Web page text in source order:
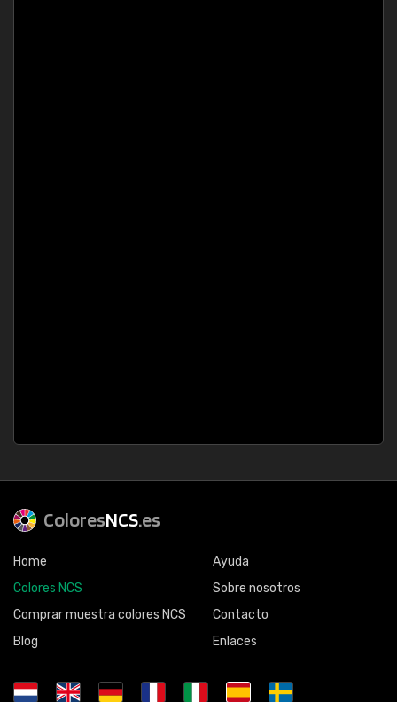
ColoresNCS.es
Home
Colores NCS
Comprar muestra colores NCS
Blog
Ayuda
Sobre nosotros
Contacto
Enlaces